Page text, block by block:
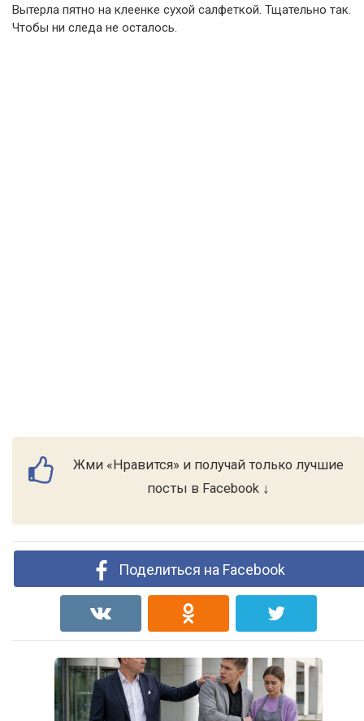
Вытерла пятно на клеенке сухой салфеткой. Тщательно так.
Чтобы ни следа не осталось.
Жми «Нравится» и получай только лучшие
посты в Facebook ↓
Поделиться на Facebook